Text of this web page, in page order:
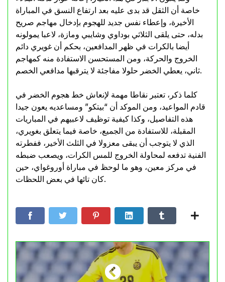
خاصة أن الثقل قد بدى عليه بعد ارتفاع النسق في المباراة
الأخيرة، وإعطاء نفس جديد للهجوم بإدخال مهاجم صريح
بدله، حتى يلقى الثلاثي بوداوي وشايبي ومازة، لاعبا يمولونه
أيضا بالكرات في ظهر المدافعين، بحكم أن غويري دائم
الخروج والحركة، ومن المستحسن الاستفادة منه كمهاجم
ثاني، يعطي الخضر حلولا مفاجئة لا يترقبها مدافعي الخصم.
كلما ذكر، تعتبر نقاطا مهمة لإنعاش خط هجوم الخضر في
قادم المواعيد، ومن الموكد أن “بيتكو” ومساعديه يعون جيدا
هذه التفاصيل، وكذا كيفية توظيف لاعبيهم في المباريات
المقبلة، للاستفادة من الجميع، خاصة فيما يتعلق بغويري،
الذي لا يتوجب أن يبقى معزولا في الثلث الأخير، ففطرته
الفنية تدفعه لمحاولة الخروج للمس الكرات، ويصعب ضبطه
في مركز معين، وهو ما لوحظ في مباراة أوروغواي، حين
كان تائها في بعض اللحظات.